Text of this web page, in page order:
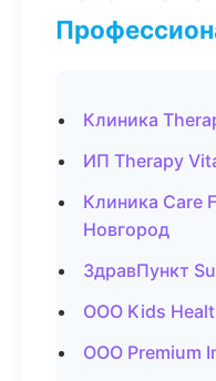
Клиника
ИП Therapy
Клиника Care
Новгород
ЗдравПункт
ООО Kids
ООО Premium